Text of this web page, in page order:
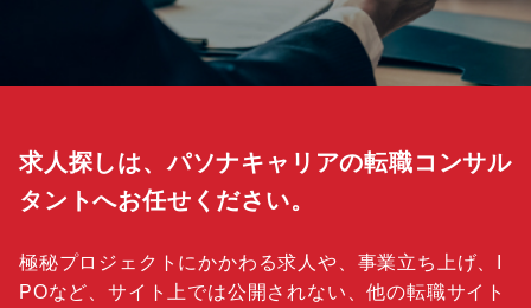
求人探しは、パソナキャリアの転職コンサル
タントへお任せください。
極秘プロジェクトにかかわる求人や、事業立ち上げ、I
POなど、サイト上では公開されない、他の転職サイト